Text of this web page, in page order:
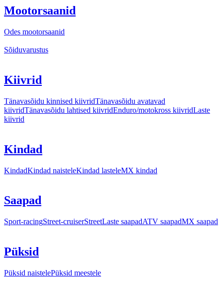
Mootorsaanid
Odes mootorsaanid
Sõiduvarustus
Kiivrid
Tänavasõidu kinnised kiivridTänavasõidu avatavad
kiivridTänavasõidu lahtised kiivridEnduro/motokross kiivridLaste
kiivrid
Kindad
KindadKindad naisteleKindad lasteleMX kindad
Saapad
Sport-racingStreet-cruiserStreetLaste saapadATV saapadMX saapad
Püksid
Püksid naistelePüksid meestele